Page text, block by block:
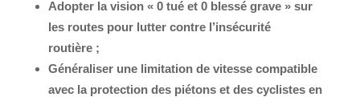
Adopter la vision « 0 tué et 0 blessé grave » sur
les routes pour lutter contre l’insécurité
routière ;
Généraliser une limitation de vitesse compatible
avec la protection des piétons et des cyclistes en